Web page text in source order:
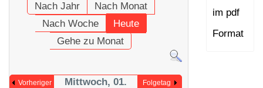
Nach Jahr
Nach Monat
Nach Woche
Heute
Gehe zu Monat
Vorheriger
Mittwoch, 01.
Folgetag
im pdf
Format